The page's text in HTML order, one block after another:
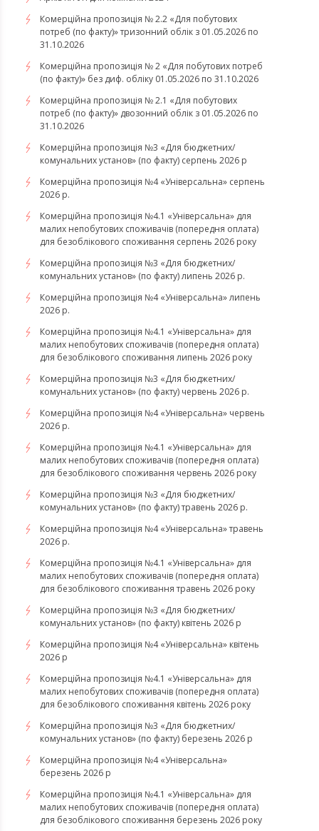
Комерційна пропозиція № 2.2 «Для побутових
потреб (по факту)» тризонний облік з 01.05.2026 по
31.10.2026
Комерційна пропозиція № 2 «Для побутових потреб
(по факту)» без диф. обліку 01.05.2026 по 31.10.2026
Комерційна пропозиція № 2.1 «Для побутових
потреб (по факту)» двозонний облік з 01.05.2026 по
31.10.2026
Комерційна пропозиція №3 «Для бюджетних/
комунальних установ» (по факту) серпень 2026 р
Комерційна пропозиція №4 «Універсальна» серпень
2026 р.
Комерційна пропозиція №4.1 «Універсальна» для
малих непобутових споживачів (попередня оплата)
для безоблікового споживання серпень 2026 року
Комерційна пропозиція №3 «Для бюджетних/
комунальних установ» (по факту) липень 2026 р.
Комерційна пропозиція №4 «Універсальна» липень
2026 р.
Комерційна пропозиція №4.1 «Універсальна» для
малих непобутових споживачів (попередня оплата)
для безоблікового споживання липень 2026 року
Комерційна пропозиція №3 «Для бюджетних/
комунальних установ» (по факту) червень 2026 р.
Комерційна пропозиція №4 «Універсальна» червень
2026 р.
Комерційна пропозиція №4.1 «Універсальна» для
малих непобутових споживачів (попередня оплата)
для безоблікового споживання червень 2026 року
Комерційна пропозиція №3 «Для бюджетних/
комунальних установ» (по факту) травень 2026 р.
Комерційна пропозиція №4 «Універсальна» травень
2026 р.
Комерційна пропозиція №4.1 «Універсальна» для
малих непобутових споживачів (попередня оплата)
для безоблікового споживання травень 2026 року
Комерційна пропозиція №3 «Для бюджетних/
комунальних установ» (по факту) квітень 2026 р
Комерційна пропозиція №4 «Універсальна» квітень
2026 р
Комерційна пропозиція №4.1 «Універсальна» для
малих непобутових споживачів (попередня оплата)
для безоблікового споживання квітень 2026 року
Комерційна пропозиція №3 «Для бюджетних/
комунальних установ» (по факту) березень 2026 р
Комерційна пропозиція №4 «Універсальна»
березень 2026 р
Комерційна пропозиція №4.1 «Універсальна» для
малих непобутових споживачів (попередня оплата)
для безоблікового споживання березень 2026 року